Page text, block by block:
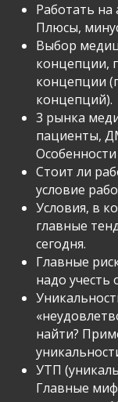
Работать на
Плюсы,
Выбор
концепции,
концепции
концепций).
3 рынка
пациенты,
Стоит ли
условие
Условия, в
главные
сегодня.
Главные
надо учесть
найти?
УТП
Главные